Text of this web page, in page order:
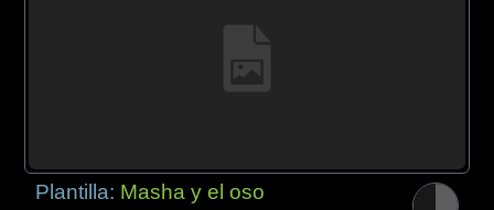
Plantilla: Masha y el oso